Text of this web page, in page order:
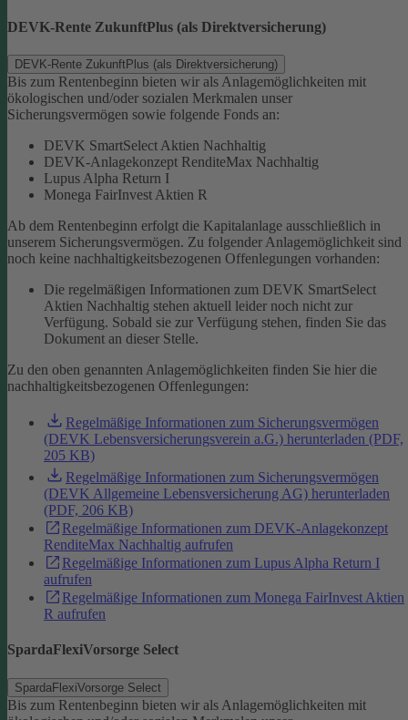
DEVK-Rente ZukunftPlus (als Direktversicherung)
DEVK-Rente ZukunftPlus (als Direktversicherung)
Bis zum Rentenbeginn bieten wir als Anlagemöglichkeiten mit
ökologischen und/oder sozialen Merkmalen unser
Sicherungsvermögen sowie folgende Fonds an:
DEVK SmartSelect Aktien Nachhaltig
DEVK-Anlagekonzept RenditeMax Nachhaltig
Lupus Alpha Return I
Monega FairInvest Aktien R
Ab dem Rentenbeginn erfolgt die Kapitalanlage ausschließlich in
unserem Sicherungsvermögen. Zu folgender Anlagemöglichkeit sind
noch keine nachhaltigkeitsbezogenen Offenlegungen vorhanden:
Die regelmäßigen Informationen zum DEVK SmartSelect
Aktien Nachhaltig stehen aktuell leider noch nicht zur
Verfügung. Sobald sie zur Verfügung stehen, finden Sie das
Dokument an dieser Stelle.
Zu den oben genannten Anlagemöglichkeiten finden Sie hier die
nachhaltigkeitsbezogenen Offenlegungen:
Regelmäßige Informationen zum Sicherungsvermögen
(DEVK Lebensversicherungsverein a.G.) herunterladen (PDF,
205 KB)
Regelmäßige Informationen zum Sicherungsvermögen
(DEVK Allgemeine Lebensversicherung AG) herunterladen
(PDF, 206 KB)
Regelmäßige Informationen zum DEVK-Anlagekonzept
RenditeMax Nachhaltig aufrufen
Regelmäßige Informationen zum Lupus Alpha Return I
aufrufen
Regelmäßige Informationen zum Monega FairInvest Aktien
R aufrufen
SpardaFlexiVorsorge Select
SpardaFlexiVorsorge Select
Bis zum Rentenbeginn bieten wir als Anlagemöglichkeiten mit